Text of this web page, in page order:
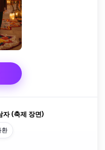
자 (축제 장면)
환